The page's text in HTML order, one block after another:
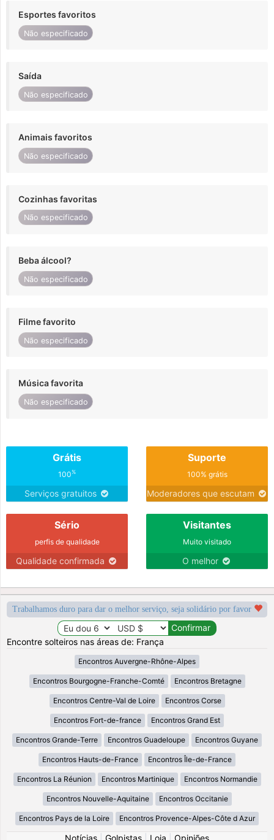
Esportes favoritos
Não especificado
Saída
Não especificado
Animais favoritos
Não especificado
Cozinhas favoritas
Não especificado
Beba álcool?
Não especificado
Filme favorito
Não especificado
Música favorita
Não especificado
Grátis
100%
Serviços gratuitos
Suporte
100% grátis
Moderadores que escutam
Sério
perfis de qualidade
Qualidade confirmada
Visitantes
Muito visitado
O melhor
Trabalhamos duro para dar o melhor serviço, seja solidário por favor
Encontre solteiros nas áreas de: França
Encontros Auvergne-Rhône-Alpes
Encontros Bourgogne-Franche-Comté Encontros Bretagne
Encontros Centre-Val de Loire Encontros Corse
Encontros Fort-de-france Encontros Grand Est
Encontros Grande-Terre Encontros Guadeloupe Encontros Guyane
Encontros Hauts-de-France Encontros Île-de-France
Encontros La Réunion Encontros Martinique Encontros Normandie
Encontros Nouvelle-Aquitaine Encontros Occitanie
Encontros Pays de la Loire Encontros Provence-Alpes-Côte d Azur
Notícias Golpistas Loja Opiniões